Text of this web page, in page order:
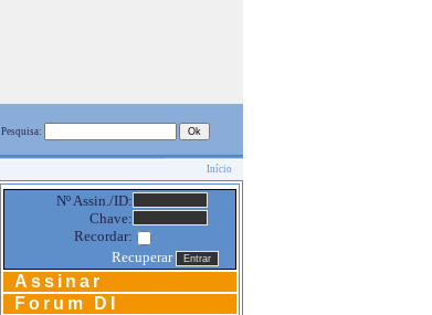
Pesquisa:
Início
Nº Assin./ID:
Chave:
Recordar:
Recuperar
Assinar
Forum DI